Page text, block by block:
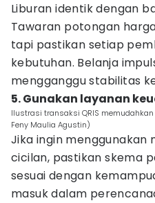
Liburan identik dengan
Tawaran potongan
tapi pastikan setiap
kebutuhan. Belanja
mengganggu stabilitas
5. Gunakan layanan
Ilustrasi transaksi QRIS
Feny Maulia Agustin)
Jika ingin
cicilan, pastikan skema
sesuai dengan
masuk dalam